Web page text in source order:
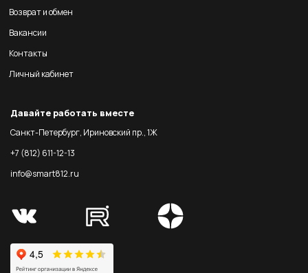
Возврат и обмен
Вакансии
Контакты
Личный кабинет
Давайте работать вместе
Санкт-Петербург, Ириновский пр., 1Ж
+7 (812) 611-12-13
info@smart812.ru